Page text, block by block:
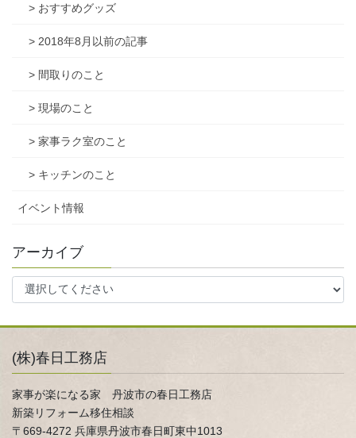
> おすすめグッズ
> 2018年8月以前の記事
> 間取りのこと
> 現場のこと
> 家事ラク室のこと
> キッチンのこと
イベント情報
アーカイブ
(株)春日工務店
家事が楽になる家 丹波市の春日工務店
新築リフォーム移住相談
〒669-4272 兵庫県丹波市春日町東中1013